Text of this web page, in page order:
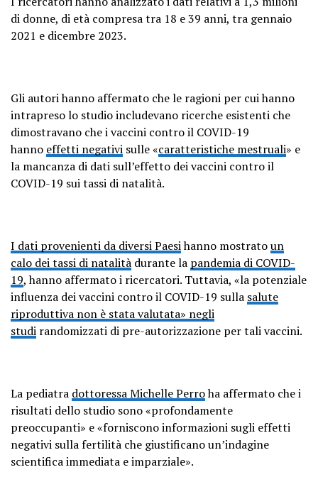
di donne, di età compresa tra 18 e 39 anni, tra gennaio
2021 e dicembre 2023.
Gli autori hanno affermato che le ragioni per cui hanno
intrapreso lo studio includevano ricerche esistenti che
dimostravano che i vaccini contro il COVID-19
hanno effetti negativi sulle «caratteristiche mestruali» e
la mancanza di dati sull’effetto dei vaccini contro il
COVID-19 sui tassi di natalità.
I dati provenienti da diversi Paesihanno mostratoun
calo dei tassi di natalità durante la pandemia di COVID-
19, hanno affermato i ricercatori. Tuttavia, «la potenziale
influenza dei vaccini contro il COVID-19 sulla salute
riproduttiva non è stata valutata» negli
studi randomizzati di pre-autorizzazione per tali vaccini.
La pediatra dottoressa Michelle Perroha affermato che i
risultati dello studio sono «profondamente
preoccupanti» e «forniscono informazioni sugli effetti
negativi sulla fertilità che giustificano un’indagine
scientifica immediata e imparziale».